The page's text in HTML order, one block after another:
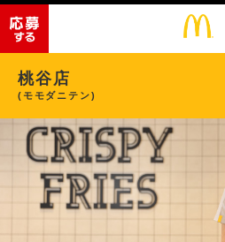
桃谷店
(モモダニテン)